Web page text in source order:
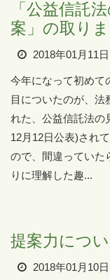
「公益信託
案」の取り
2018年01月11日
今年になって初めて
目についたのが、法
れた、公益信託法の
12月12日公表)され
ので、間違っていた
りに理解した趣...
提案力につ
2018年01月10日